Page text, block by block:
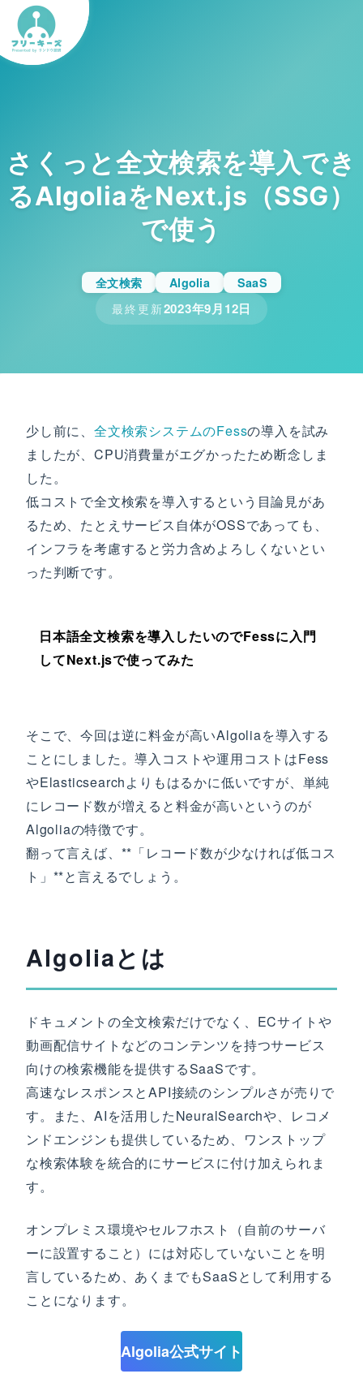
さくっと全文検索を導入でき
るAlgoliaをNext.js（SSG）
で使う
全文検索 Algolia
SaaS
最終更新2023年9月12日
少し前に、 全文検索システムのFessの導入を試み
ましたが、CPU消費量がエグかったため断念しま
した。
低コストで全文検索を導入するという目論見があ
るため、たとえサービス自体がOSSであっても、
インフラを考慮すると労力含めよろしくないとい
った判断です。
日本語全文検索を導入したいのでFessに入門
してNext.jsで使ってみた
そこで、今回は逆に料金が高いAlgoliaを導入する
ことにしました。導入コストや運用コストはFess
やElasticsearchよりもはるかに低いですが、単純
にレコード数が増えると料金が高いというのが
Algoliaの特徴です。
翻って言えば、**「レコード数が少なければ低コス
ト」**と言えるでしょう。
Algoliaとは
ドキュメントの全文検索だけでなく、ECサイトや
動画配信サイトなどのコンテンツを持つサービス
向けの検索機能を提供するSaaSです。
高速なレスポンスとAPI接続のシンプルさが売りで
す。また、AIを活用したNeuralSearchや、レコメ
ンドエンジンも提供しているため、ワンストップ
な検索体験を統合的にサービスに付け加えられま
す。
オンプレミス環境やセルフホスト（自前のサーバ
ーに設置すること）には対応していないことを明
言しているため、あくまでもSaaSとして利用する
ことになります。
Algolia公式サイト